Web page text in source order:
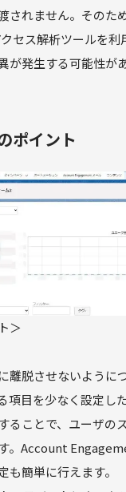
されません。そのた
セス解析ツールを利
が発生する可能性が
ポイント
＞
離脱させないように
項目を少なく設定し
ることで、ユーザの
。Account
も簡単に行えます。